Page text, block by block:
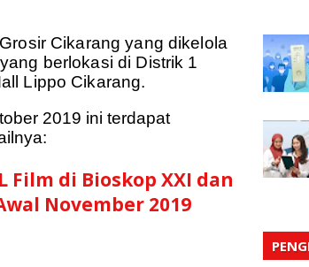
Cikarang yang dikelola
berlokasi di Distrik 1
Lippo Cikarang.
2019 ini terdapat
Film di Bioskop XXI dan
November 2019